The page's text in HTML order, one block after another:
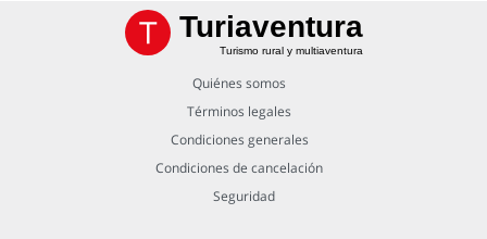
Turiaventura
Turismo rural y multiaventura
Quiénes somos
Términos legales
Condiciones generales
Condiciones de cancelación
Seguridad